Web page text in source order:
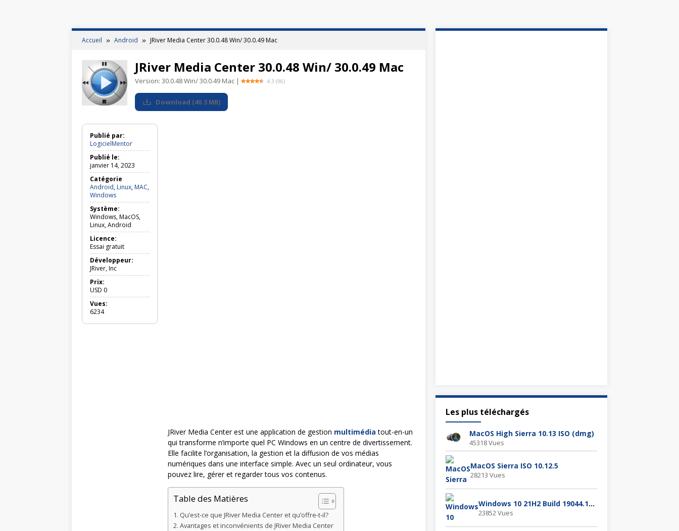
Accueil Android JRiver Media Center 30.0.48 Win/ 30.0.49 Mac
JRiver Media Center 30.0.48 Win/ 30.0.49 Mac
Version: 30.0.48 Win/ 30.0.49 Mac | 4.3 (96)
Download (40.3 MB)
Publié par:
LogicielMentor
Publié le:
janvier 14, 2023
Catégorie
Android, Linux, MAC,
WindowsAndroid,
Linux,
MAC,
Windows
Système:
Windows, MacOS,
Linux, Android
Licence:
Essai gratuit
Développeur:
JRiver, Inc
Prix:
USD 0
Vues:
6234
JRiver Media Center est une application de gestion multimédia tout-en-un
qui transforme n’importe quel PC Windows en un centre de divertissement.
Elle facilite l’organisation, la gestion et la diffusion de vos médias
numériques dans une interface simple. Avec un seul ordinateur, vous
pouvez lire, gérer et regarder tous vos contenus.
Table des Matières
Qu’est-ce que JRiver Media Center et qu’offre-t-il?
Avantages et inconvénients de JRiver Media Center
Les plus téléchargés
MacOS High Sierra 10.13 ISO (dmg)
45318 Vues
MacOS Sierra ISO 10.12.5
28213 Vues
Windows 10 21H2 Build 19044.1288
23852 Vues